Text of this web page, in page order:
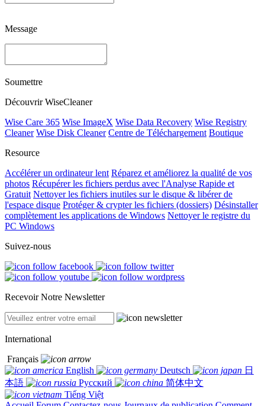
Message
Soumettre
Découvrir WiseCleaner
Wise Care 365 Wise ImageX Wise Data Recovery Wise Registry
Cleaner Wise Disk Cleaner Centre de Téléchargement Boutique
Resource
Accélérer un ordinateur lent Réparez et améliorez la qualité de vos
photos Récupérer les fichiers perdus avec l'Analyse Rapide et
Gratuit Nettoyer les fichiers inutiles sur le disque & libérer de
l'espace disque Protéger & crypter les fichiers (dossiers) Désinstaller
complètement les applications de Windows Nettoyer le registre du
PC Windows
Suivez-nous
Recevoir Notre Newsletter
International
Français
English
Deutsch
日
本語
Русский
简体中文
Tiếng Việt